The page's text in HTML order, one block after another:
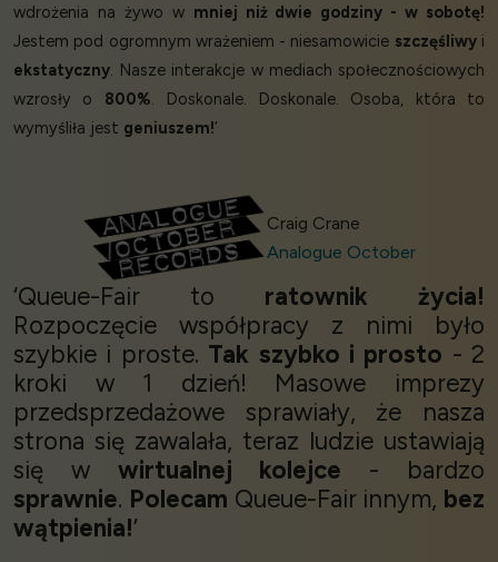
wdrożenia na żywo w mniej niż dwie godziny - w sobotę!
Jestem pod ogromnym wrażeniem - niesamowicie szczęśliwyi
ekstatyczny. Nasze interakcje w mediach społecznościowych
wzrosły o 800%. Doskonale. Doskonale. Osoba, która to
wymyśliła jest geniuszem!’
Craig Crane
Analogue October
‘Queue-Fair to ratownik życia!
Rozpoczęcie współpracy z nimi było
szybkie i proste. Tak szybko i prosto - 2
kroki w 1 dzień! Masowe imprezy
przedsprzedażowe sprawiały, że nasza
strona się zawalała, teraz ludzie ustawiają
się w wirtualnej kolejce - bardzo
sprawnie. Polecam Queue-Fair innym, bez
wątpienia!’